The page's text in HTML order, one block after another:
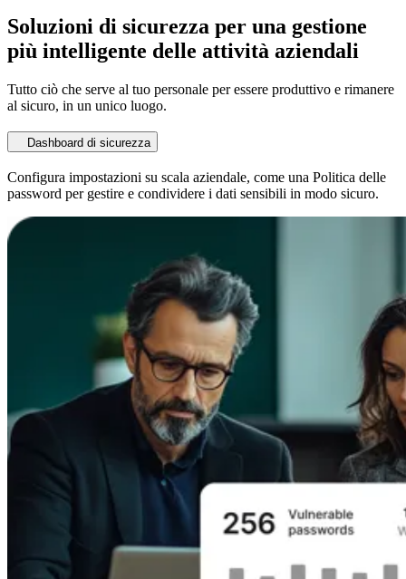
Soluzioni di sicurezza per una gestione
più intelligente delle attività aziendali
Tutto ciò che serve al tuo personale per essere produttivo e rimanere
al sicuro, in un unico luogo.
Dashboard di sicurezza
Configura impostazioni su scala aziendale, come una Politica delle
password per gestire e condividere i dati sensibili in modo sicuro.